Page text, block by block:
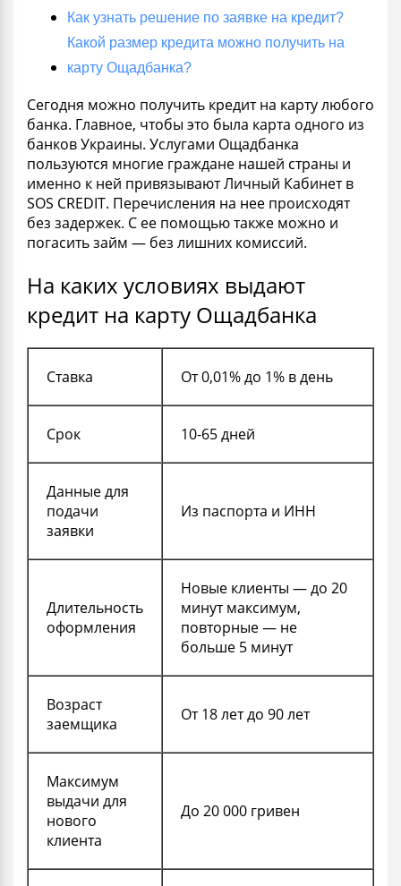
Как узнать решение по заявке на кредит?
Какой размер кредита можно получить на
карту Ощадбанка?
Сегодня можно получить кредит на карту любого
банка. Главное, чтобы это была карта одного из
банков Украины. Услугами Ощадбанка
пользуются многие граждане нашей страны и
именно к ней привязывают Личный Кабинет в
SOS CREDIT. Перечисления на нее происходят
без задержек. С ее помощью также можно и
погасить займ — без лишних комиссий.
На каких условиях выдают
кредит на карту Ощадбанка
Ставка От 0,01% до 1% в день
Срок 10-65 дней
Данные для
подачи
заявки
Из паспорта и ИНН
Длительность
оформления
Новые клиенты — до 20
минут максимум,
повторные — не
больше 5 минут
Возраст
заемщика
От 18 лет до 90 лет
Максимум
выдачи для
нового
клиента
До 20 000 гривен